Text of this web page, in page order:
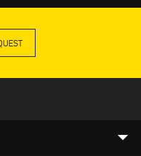
arrow_drop_down